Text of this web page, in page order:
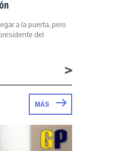
a la puerta, pero
del
>
MÁS